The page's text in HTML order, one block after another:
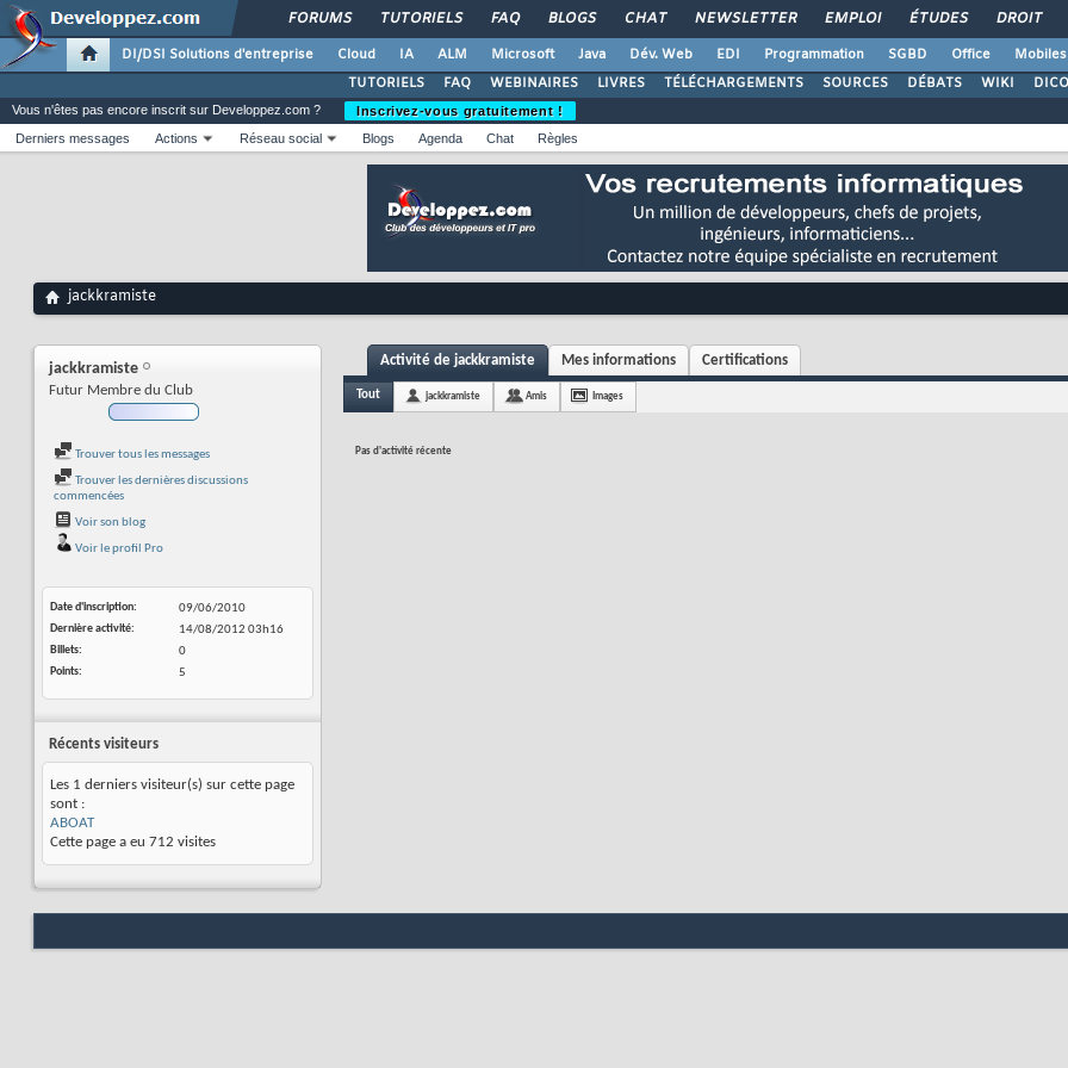
FORUMS TUTORIELS FAQ BLOGS CHAT NEWSLETTER EMPLOI ÉTUDES DROIT
DI/DSI Solutions d'entreprise Cloud IA ALM Microsoft Java Dév. Web EDI Programmation SGBD Office Mobiles
TUTORIELS
FAQ WEBINAIRES LIVRES TÉLÉCHARGEMENTS SOURCES DÉBATS WIKI DICO
Vous n'êtes pas encore inscrit sur Developpez.com ?
Inscrivez-vous gratuitement !
Derniers messages
Actions Réseau social Blogs Agenda Chat Règles
jackkramiste
jackkramiste
Futur Membre du Club
Trouver tous les messages
Trouver les dernières discussions
commencées
Voir son blog
Voir le profil Pro
Date d'inscription
09/06/2010
Dernière activité
14/08/2012 03h16
Billets
0
Points
5
Récents visiteurs
Les 1 derniers visiteur(s) sur cette page
sont :
ABOAT
Cette page a eu 712 visites
Activité de jackkramiste Mes informations Certifications
Tout jackkramiste Amis Images
Pas d'activité récente